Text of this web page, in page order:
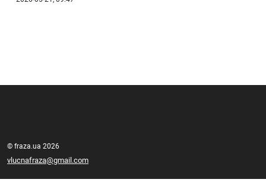
© fraza.ua 2026
vlucnafraza@gmail.com